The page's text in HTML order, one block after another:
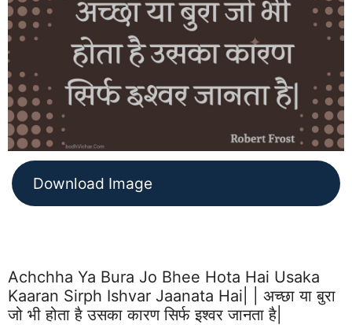
Download Image
Achchha Ya Bura Jo Bhee Hota Hai Usaka
Kaaran Sirph Ishvar Jaanata Hai| | अच्छा या बुरा
जो भी होता है उसका कारण सिर्फ इश्वर जानता है|